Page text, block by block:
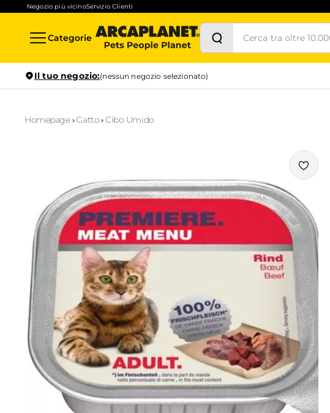
Negozio più vicinoServizio Clienti
Categorie
Il tuo negozio:(nessun negozio selezionato)
Homepage Gatto Cibo Umido